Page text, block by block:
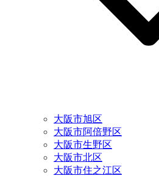
大阪市旭区
大阪市阿倍野区
大阪市生野区
大阪市北区
大阪市住之江区